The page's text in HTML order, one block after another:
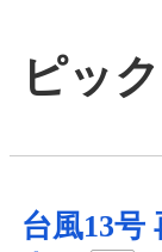
ピッ
台風13号